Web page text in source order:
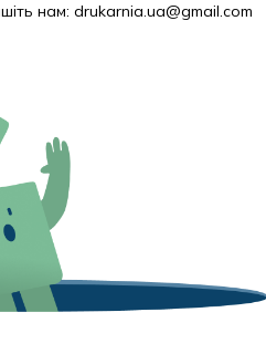
нам: drukarnia.ua@gmail.com